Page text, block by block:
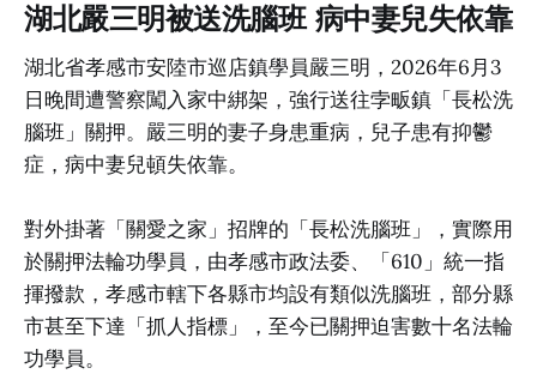
湖北嚴三明被送洗腦班 病中妻兒失依靠
湖北省孝感市安陸市巡店鎮學員嚴三明，2026年6月3
日晚間遭警察闖入家中綁架，強行送往孛畈鎮「長松洗
腦班」關押。嚴三明的妻子身患重病，兒子患有抑鬱
症，病中妻兒頓失依靠。
對外掛著「關愛之家」招牌的「長松洗腦班」，實際用
於關押法輪功學員，由孝感市政法委、「610」統一指
揮撥款，孝感市轄下各縣市均設有類似洗腦班，部分縣
市甚至下達「抓人指標」，至今已關押迫害數十名法輪
功學員。